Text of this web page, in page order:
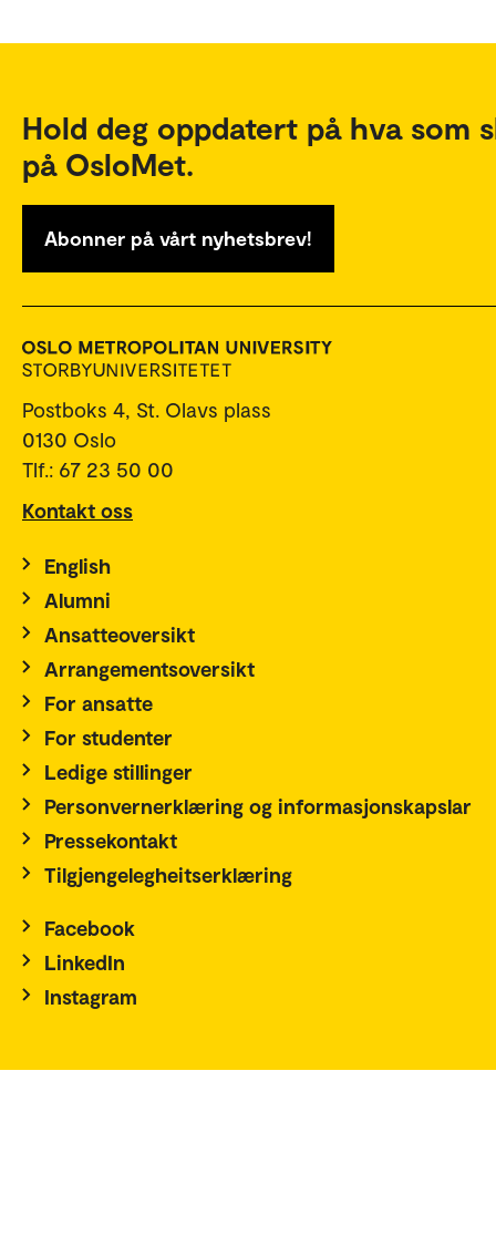
Hold deg oppdatert på hva som
på OsloMet.
Abonner på vårt nyhetsbrev!
Postboks 4, St. Olavs plass
0130 Oslo
Tlf.: 67 23 50 00
Kontakt oss
English
Alumni
Ansatteoversikt
Arrangementsoversikt
For ansatte
For studenter
Ledige stillinger
Personvernerklæring og informasjonskapslar
Pressekontakt
Tilgjengelegheitserklæring
Facebook
LinkedIn
Instagram